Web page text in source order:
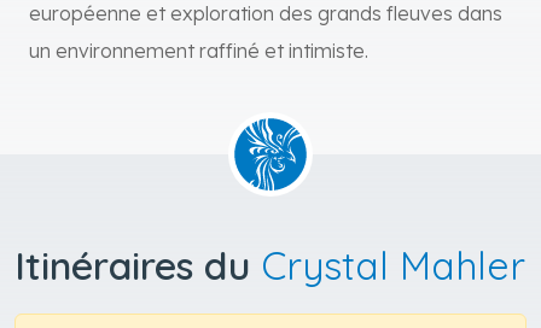
européenne et exploration des grands fleuves dans
un environnement raffiné et intimiste.
Itinéraires du Crystal Mahler